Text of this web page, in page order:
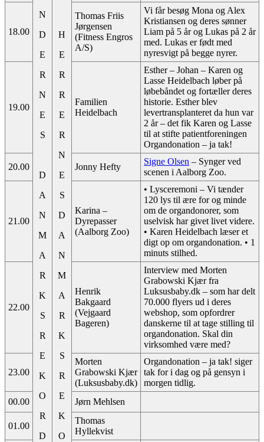
N
D
E
R
N
E
S
D
A
N
M
A
R
K
S
R
E
K
O
R
D
H
E
R
R
E
R
N
E
S
D
A
N
M
A
R
K
S
R
E
K
O
18.00
Thomas Friis
Jørgensen
(Fitness Engros
A/S)
Vi får besøg Mona og Alex
Kristiansen og deres sønner
Liam på 5 år og Lukas på 2 år
med. Lukas er født med
nyresvigt på begge nyrer.
19.00
Familien
Heidelbach
Esther – Johan – Karen og
Lasse Heidelbach løber på
løbebåndet og fortæller deres
historie. Esther blev
levertransplanteret da hun var
2 år – det fik Karen og Lasse
til at stifte patientforeningen
Organdonation – ja tak!
20.00 Jonny Hefty
Signe Olsen – Synger ved
scenen i Aalborg Zoo.
21.00
Karina –
Dyrepasser
(Aalborg Zoo)
• Lysceremoni – Vi tænder
120 lys til ære for og minde
om de organdonorer, som
uselvisk har givet livet videre.
• Karen Heidelbach læser et
digt op om organdonation. • 1
minuts stilhed.
22.00
Henrik
Bakgaard
(Vejgaard
Bageren)
Interview med Morten
Grabowski Kjær fra
Luksusbaby.dk – som har delt
70.000 flyers ud i deres
webshop, som opfordrer
danskerne til at tage stilling til
organdonation. Skal din
virksomhed være med?
23.00
Morten
Grabowski Kjær
(Luksusbaby.dk)
Organdonation – ja tak! siger
tak for i dag og på gensyn i
morgen tidlig.
00.00
Jørn Mehlsen
01.00
Thomas
Hyllekvist